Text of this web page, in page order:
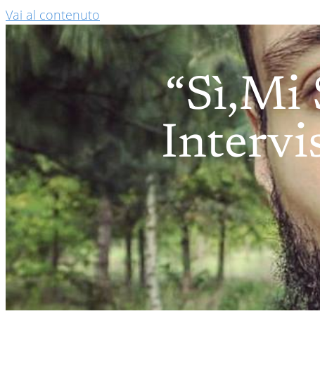
Vai al contenuto
“Sì,mi